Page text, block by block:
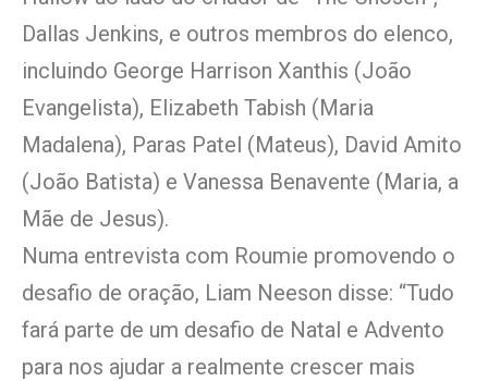
Dallas Jenkins, e outros membros do elenco,
incluindo George Harrison Xanthis (João
Evangelista), Elizabeth Tabish (Maria
Madalena), Paras Patel (Mateus), David Amito
(João Batista) e Vanessa Benavente (Maria, a
Mãe de Jesus).
Numa entrevista com Roumie promovendo o
desafio de oração, Liam Neeson disse: “Tudo
fará parte de um desafio de Natal e Advento
para nos ajudar a realmente crescer mais